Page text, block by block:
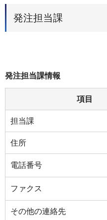
発注担当課
発注担当課情報
項目
担当課
住所
電話番号
ファクス
その他の連絡先